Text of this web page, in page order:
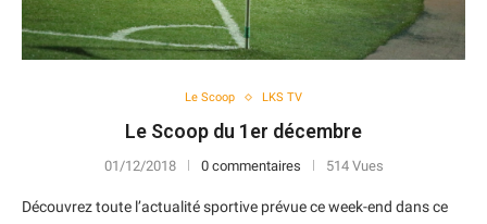
Le Scoop LKS TV
Le Scoop du 1er décembre
01/12/2018 0 commentaires 514 Vues
Découvrez toute l’actualité sportive prévue ce week-end dans ce